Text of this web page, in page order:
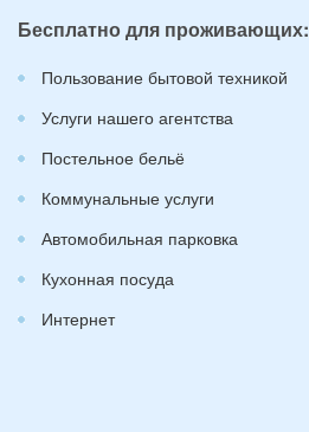
Бесплатно для проживающих:
Пользование бытовой техникой
Услуги нашего агентства
Постельное бельё
Коммунальные услуги
Автомобильная парковка
Кухонная посуда
Интернет